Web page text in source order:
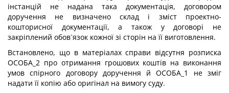
інстанцій не надана така документація, договором
доручення не визначено склад і зміст проектно-
кошторисної документації, а також у договорі не
закріплений обов`язок кожної зі сторін на її виготовлення.
Встановлено, що в матеріалах справи відсутня розписка
ОСОБА_2 про отримання грошових коштів на виконання
умов спірного договору доручення й ОСОБА_1 не зміг
надати її копію або оригінал на вимогу суду.